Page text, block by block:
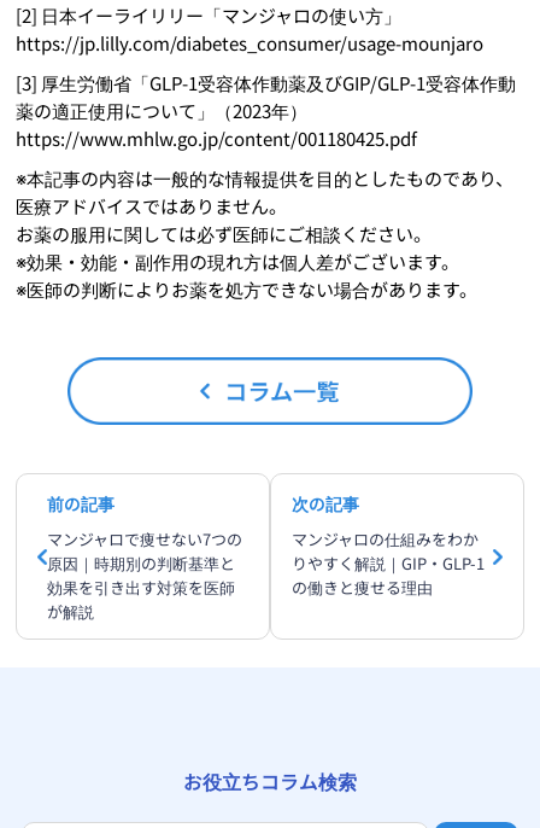
[2] 日本イーライリリー「マンジャロの使い方」
https://jp.lilly.com/diabetes_consumer/usage-mounjaro
[3] 厚生労働省「GLP-1受容体作動薬及びGIP/GLP-1受容体作動
薬の適正使用について」（2023年）
https://www.mhlw.go.jp/content/001180425.pdf
※本記事の内容は一般的な情報提供を目的としたものであり、
医療アドバイスではありません。
お薬の服用に関しては必ず医師にご相談ください。
※効果・効能・副作用の現れ方は個人差がございます。
※医師の判断によりお薬を処方できない場合があります。
前の記事
マンジャロで痩せない7つの
原因｜時期別の判断基準と
効果を引き出す対策を医師
が解説
次の記事
マンジャロの仕組みをわか
りやすく解説｜GIP・GLP-1
の働きと痩せる理由
お役立ちコラム検索